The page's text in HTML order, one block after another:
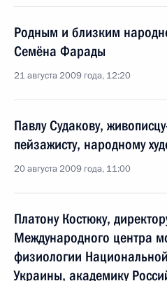
Родным и близким
Семёна Фарады
21 августа 2009 года, 12:20
Павлу Судакову,
пейзажисту, народному
20 августа 2009 года, 11:00
Платону Костюку,
Международного центра
физиологии
Украины, академику